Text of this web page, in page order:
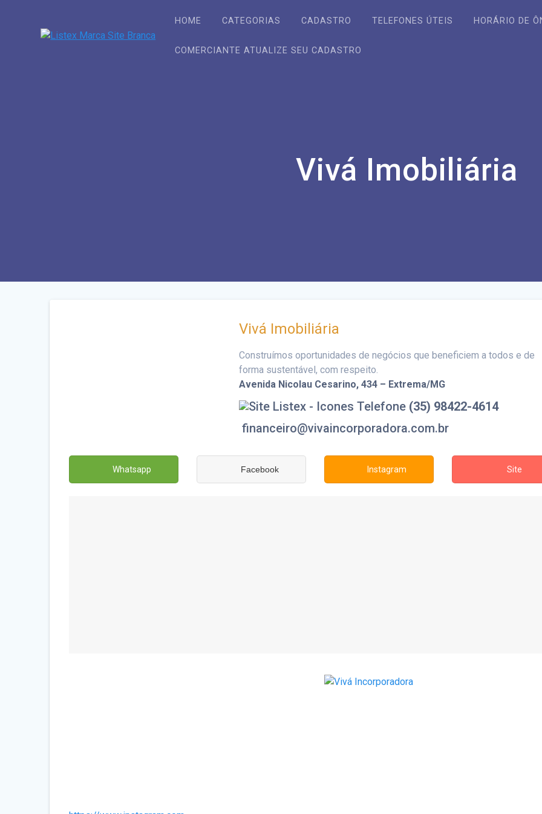
HOME CATEGORIAS CADASTRO TELEFONES ÚTEIS HORÁRIO DE
COMERCIANTE ATUALIZE SEU CADASTRO
Vivá Imobiliária
Vivá Imobiliária
Construímos oportunidades de negócios que beneficiem a todos e de
forma sustentável, com respeito.
Avenida Nicolau Cesarino, 434 – Extrema/MG
(35) 98422-4614
financeiro@vivaincorporadora.com.br
Whatsapp Facebook Instagram Site